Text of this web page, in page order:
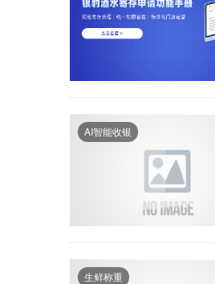
AI智能收银
生鲜称重